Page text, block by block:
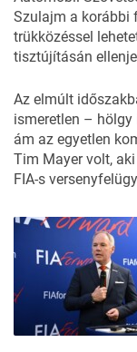
Szulajm a korábbi
trükközéssel
tisztújításán
Az elmúlt
ismeretlen – hölgy
ám az egyetlen
Tim Mayer volt,
FIA-s